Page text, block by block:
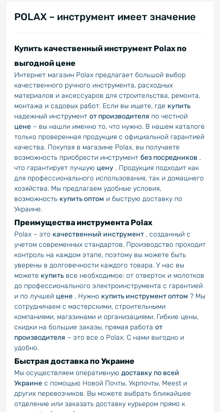
POLAX – инструмент имеет значение
Купить качественный инструмент Polax по
выгодной цене
Интернет магазин Polax предлагает большой выбор
качественного ручного инструмента, расходных
материалов и аксессуаров для строительства, ремонта,
монтажа и садовых работ. Если вы ищете, где купить
надежный инструмент от производителя по честной
цене – вы нашли именно то, что нужно. В нашем каталоге
только проверенная продукция с официальной гарантией
качества. Покупая в магазине Polax, вы получаете
возможность приобрести инструмент без посредников ,
что гарантирует лучшую цену . Продукция подходит как
для профессионального использования, так и домашнего
хозяйства. Мы предлагаем удобные условия,
возможность купить оптом и быструю доставку по
Украине.
Преимущества инструмента Polax
Polax – это качественный инструмент , созданный с
учетом современных стандартов. Производство проходит
контроль на каждом этапе, поэтому вы можете быть
уверены в долговечности каждого товара. У нас вы
можете купить все необходимое: от отверток и молотков
до профессионального электроинструмента с гарантией
и по лучшей цене . Нужно купить инструмент оптом ? Мы
сотрудничаем с мастерскими, строительными
компаниями, магазинами и организациями. Гибкие цены,
скидки на большие заказы, прямая работа от
производителя – это все о Polax. С нами выгодно и
удобно.
Быстрая доставка по Украине
Мы осуществляем оперативную доставку по всей
Украине с помощью Новой Почты, Укрпочты, Meest и
других перевозчиков. Вы можете выбрать ближайшее
отделение или заказать доставку курьером прямо к